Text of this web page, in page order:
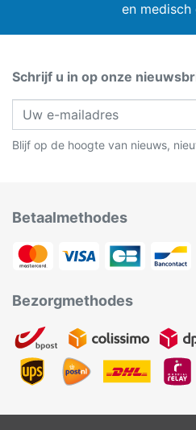
en medisch
Schrijf u in op onze
Blijf op de hoogte van nieuws,
Betaalmethodes
Bezorgmethodes